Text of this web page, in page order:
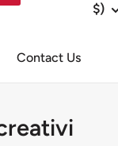
$)
Contact Us